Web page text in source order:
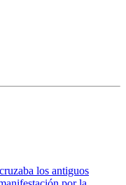
los antiguos